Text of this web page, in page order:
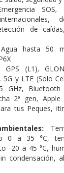
SOS,
de
Agua hasta 50
GPS (L1),
5G y LTE (Solo
GHz,
2ª gen, Apple
tus Peques,
0 a 35 °C,
-20 a 45 °C,
condensación,